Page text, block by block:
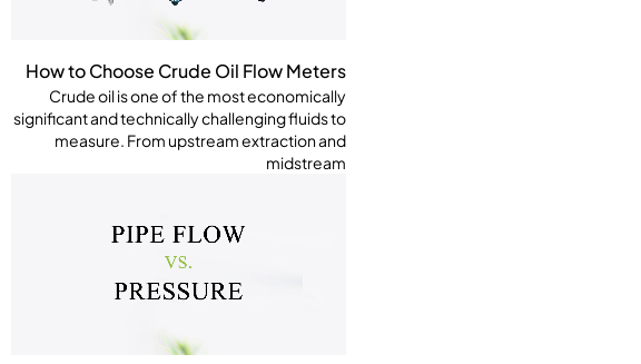
How to Choose Crude Oil Flow Meters
Crude oil is one of the most economically
significant and technically challenging fluids to
measure. From upstream extraction and
midstream